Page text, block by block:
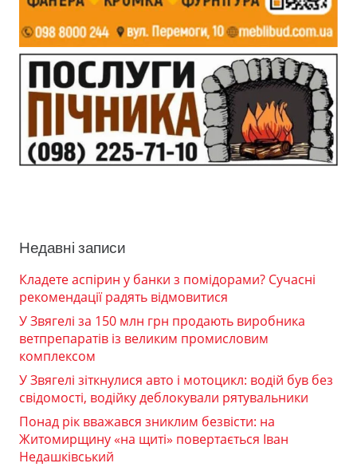
Недавні записи
Кладете аспірин у банки з помідорами? Сучасні
рекомендації радять відмовитися
У Звягелі за 150 млн грн продають виробника
ветпрепаратів із великим промисловим
комплексом
У Звягелі зіткнулися авто і мотоцикл: водій був без
свідомості, водійку деблокували рятувальники
Понад рік вважався зниклим безвісти: на
Житомирщину «на щиті» повертається Іван
Недашківський